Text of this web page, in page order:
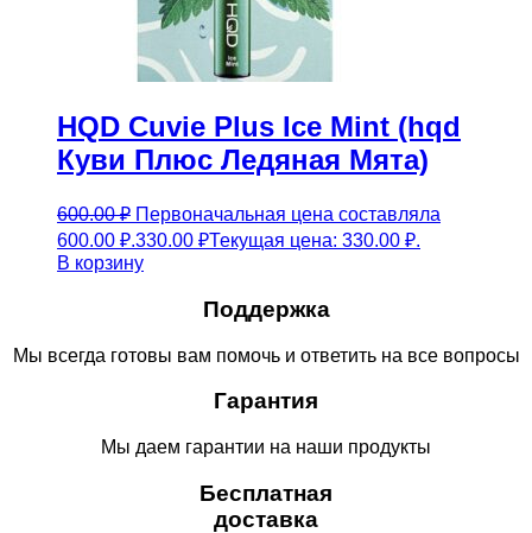
HQD Cuvie Plus Ice Mint (hqd
Куви Плюс Ледяная Мята)
600.00₽ Первоначальная цена составляла
600.00 ₽.330.00 ₽Текущая цена: 330.00 ₽.
В корзину
Поддержка
Мы всегда готовы вам помочь и ответить на все вопросы
Гарантия
Мы даем гарантии на наши продукты
Бесплатная
доставка